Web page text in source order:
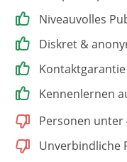
Niveauvolles
Diskret &
Kennenlernen
Personen unter
Unverbindliche